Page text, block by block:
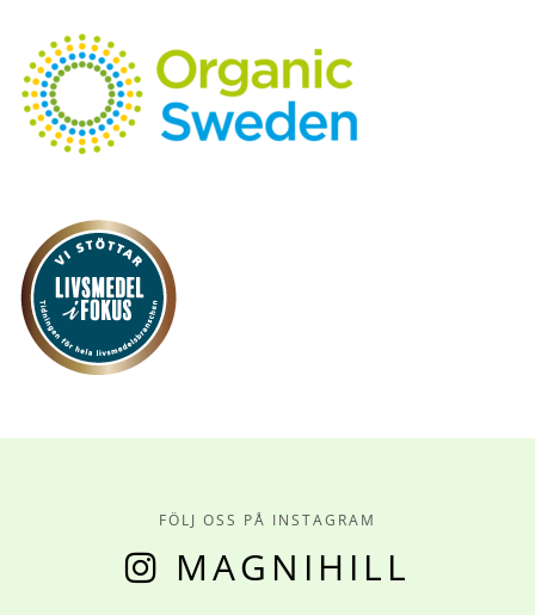
FÖLJ OSS PÅ INSTAGRAM
MAGNIHILL